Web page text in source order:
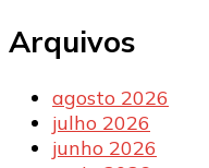
Arquivos
agosto 2026
julho 2026
junho 2026